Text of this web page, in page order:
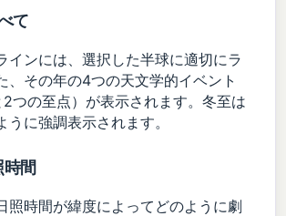
て
インには、選択した半球に適切にラ
、その年の4つの天文学的イベント
2つの至点）が表示されます。冬至は
うに強調表示されます。
間
照時間が緯度によってどのように劇